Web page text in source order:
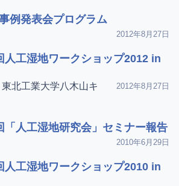
例発表会プログラム
2012年8月27日
人工湿地ワークショップ2012 in
北工業大学八木山キ
2012年8月27日
「人工湿地研究会」セミナー報告
2010年6月29日
人工湿地ワークショップ2010 in